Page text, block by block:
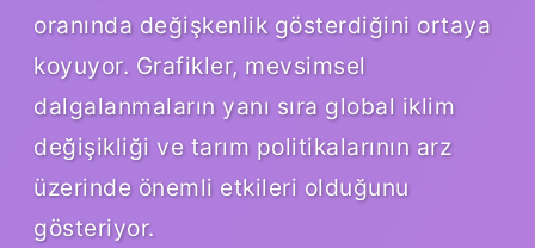
oranında değişkenlik gösterdiğini ortaya
koyuyor. Grafikler, mevsimsel
dalgalanmaların yanı sıra global iklim
değişikliği ve tarım politikalarının arz
üzerinde önemli etkileri olduğunu
gösteriyor.